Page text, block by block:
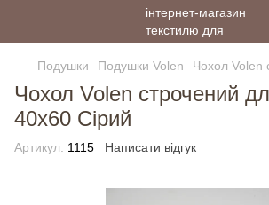
Подушки Подушки Volen Чохол Volen
Чохол Volen строчений
40х60 Сірий
Артикул: 1115 Написати відгук